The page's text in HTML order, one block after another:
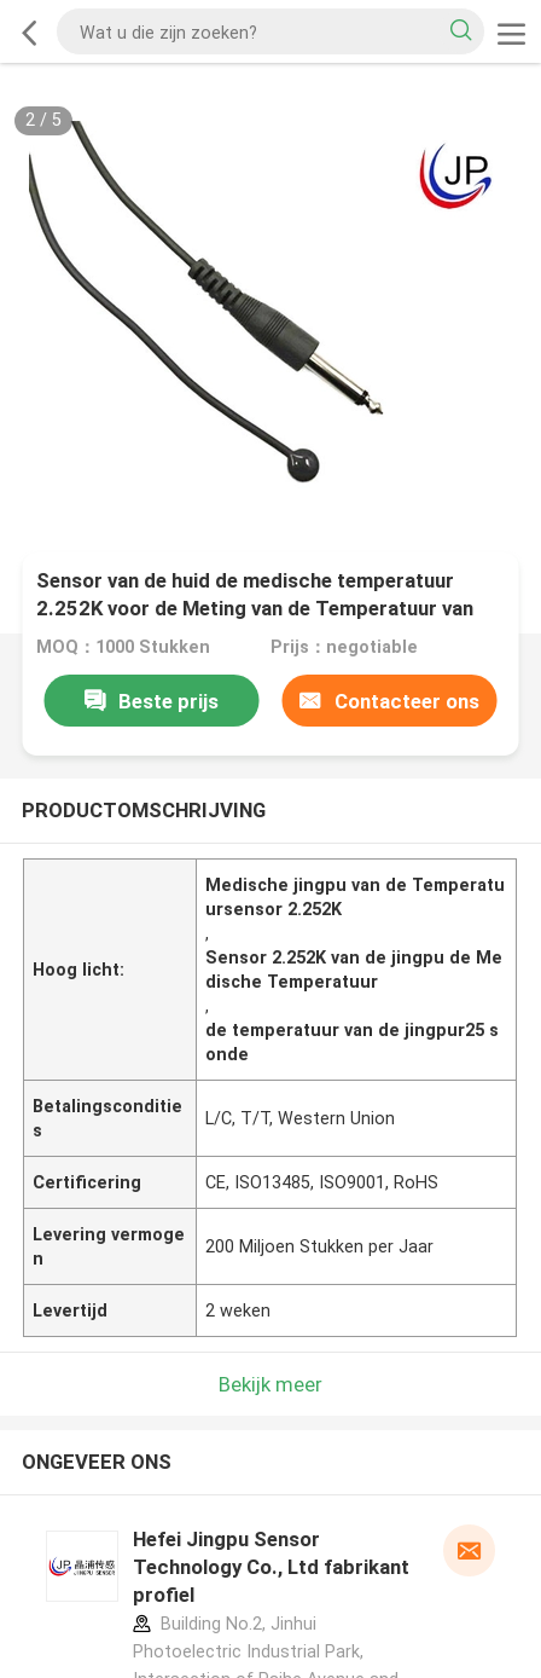
2/ 5
Sensor van de huid de medische temperatuur
2.252K voor de Meting van de Temperatuur van
het Menselijk Lichaam:
MOQ：1000 Stukken Prijs：negotiable
Beste prijs Contacteer ons
PRODUCTOMSCHRIJVING
Hoog licht:
Medische jingpu van de Temperatu
ursensor 2.252K
,
Sensor 2.252K van de jingpu de Me
dische Temperatuur
,
de temperatuur van de jingpur25 s
onde
Betalingsconditie
s
L/C, T/T, Western Union
Certificering CE, ISO13485, ISO9001, RoHS
Levering vermoge
n
200 Miljoen Stukken per Jaar
Levertijd 2 weken
Bekijk meer
ONGEVEER ONS
Hefei Jingpu Sensor
Technology Co., Ltd fabrikant
profiel
Building No.2, Jinhui
Photoelectric Industrial Park,